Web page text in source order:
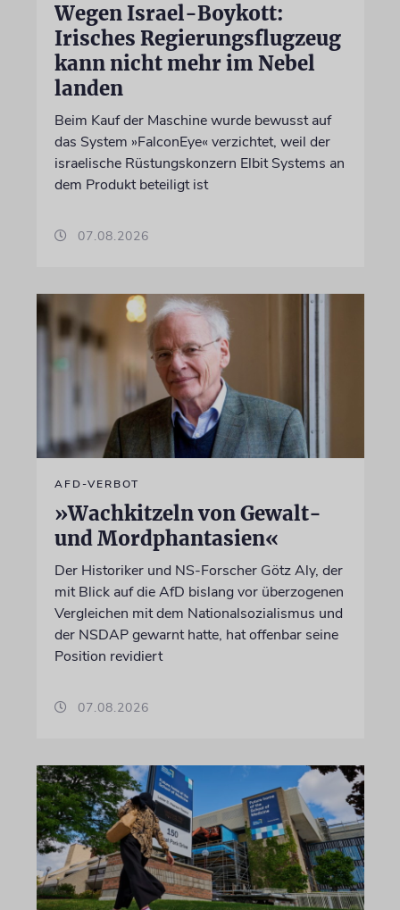
Wegen Israel-Boykott:
Irisches Regierungsflugzeug
kann nicht mehr im Nebel
landen
Beim Kauf der Maschine wurde bewusst auf
das System »FalconEye« verzichtet, weil der
israelische Rüstungskonzern Elbit Systems an
dem Produkt beteiligt ist
07.08.2026
AFD-VERBOT
»Wachkitzeln von Gewalt-
und Mordphantasien«
Der Historiker und NS-Forscher Götz Aly, der
mit Blick auf die AfD bislang vor überzogenen
Vergleichen mit dem Nationalsozialismus und
der NSDAP gewarnt hatte, hat offenbar seine
Position revidiert
07.08.2026